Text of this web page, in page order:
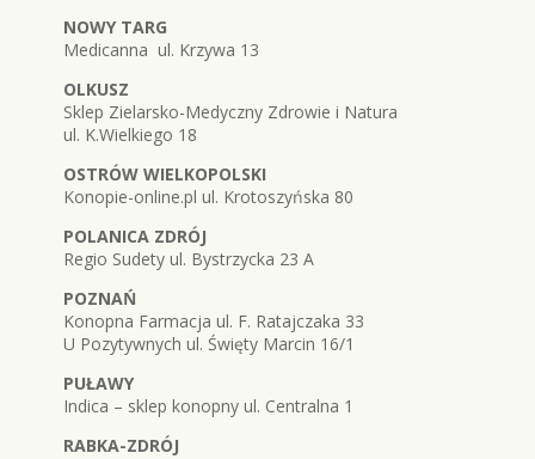
NOWY TARG
Medicanna ul. Krzywa 13
OLKUSZ
Sklep Zielarsko-Medyczny Zdrowie i Natura
ul. K.Wielkiego 18
OSTRÓW WIELKOPOLSKI
Konopie-online.pl ul. Krotoszyńska 80
POLANICA ZDRÓJ
Regio Sudety ul. Bystrzycka 23 A
POZNAŃ
Konopna Farmacja ul. F. Ratajczaka 33
U Pozytywnych ul. Święty Marcin 16/1
PUŁAWY
Indica – sklep konopny ul. Centralna 1
RABKA-ZDRÓJ